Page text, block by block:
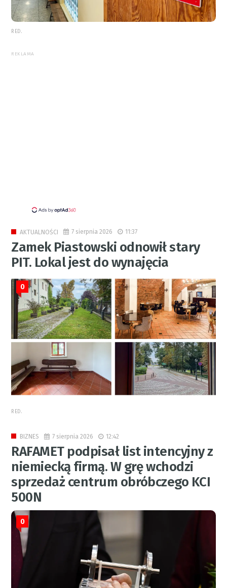
RED.
REKLAMA
AKTUALNOŚCI 7 sierpnia 2026 11:37
Zamek Piastowski odnowił stary
PIT. Lokal jest do wynajęcia
0
RED.
BIZNES 7 sierpnia 2026 12:42
RAFAMET podpisał list intencyjny z
niemiecką firmą. W grę wchodzi
sprzedaż centrum obróbczego KCI
500N
0